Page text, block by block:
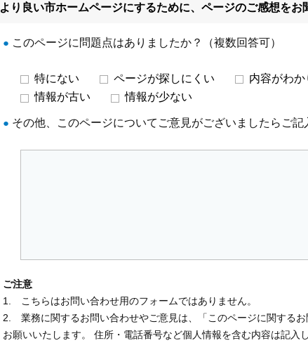
より良い市ホームページにするために、ページのご感想をお
● このページに問題点はありましたか？（複数回答可）
特にない ページが探しにくい
内容がわか
情報が古い
情報が少ない
● その他、このページについてご意見がございましたらご記
ご注意
1. こちらはお問い合わせ用のフォームではありません。
2. 業務に関するお問い合わせやご意見は、「このページに関する
お願いいたします。 住所・電話番号など個人情報を含む内容は記入